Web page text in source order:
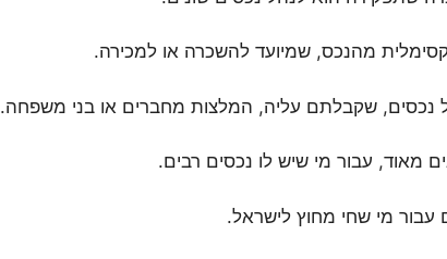
מהנכס, שמיועד להשכרה או למכירה.
נכסים, שקבלתם עליה, המלצות מחברים או בני משפחה.
מאוד, עבור מי שיש לו נכסים רבים.
עבור מי שחי מחוץ לישראל.